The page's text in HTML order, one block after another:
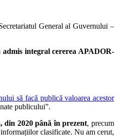
General al Guvernului –
admis integral cererea APADOR-
să facă publică valoarea acestor
publicului”.
2020 până în prezent, precum
clasificate. Nu am cerut,